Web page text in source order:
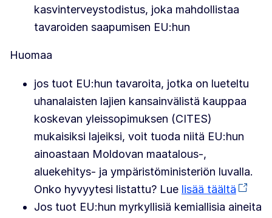
kasvinterveystodistus, joka mahdollistaa
tavaroiden saapumisen EU:hun
Huomaa
jos tuot EU:hun tavaroita, jotka on lueteltu
uhanalaisten lajien kansainvälistä kauppaa
koskevan yleissopimuksen (CITES)
mukaisiksi lajeiksi, voit tuoda niitä EU:hun
ainoastaan Moldovan maatalous-,
aluekehitys- ja ympäristöministeriön luvalla.
Onko hyvyytesi listattu? Lue lisää täältä
Jos tuot EU:hun myrkyllisiä kemiallisia aineita